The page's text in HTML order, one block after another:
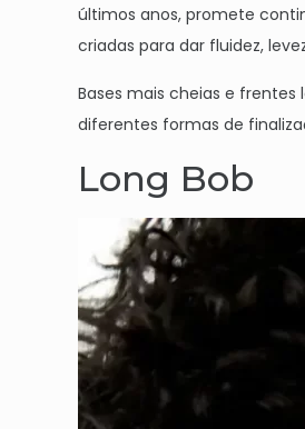
últimos anos, promete
criadas para dar fluidez,
Bases mais cheias e
diferentes formas de
Long Bob